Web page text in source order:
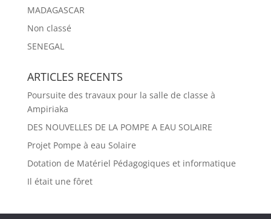
MADAGASCAR
Non classé
SENEGAL
ARTICLES RECENTS
Poursuite des travaux pour la salle de classe à
Ampiriaka
DES NOUVELLES DE LA POMPE A EAU SOLAIRE
Projet Pompe à eau Solaire
Dotation de Matériel Pédagogiques et informatique
Il était une fôret